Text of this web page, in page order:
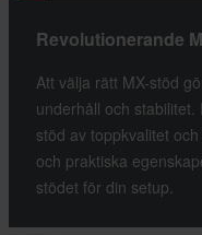
Revolutionerande
Att välja rätt MX-stöd
underhåll och
stöd av toppkvalitet
och praktiska
stödet för din setup.